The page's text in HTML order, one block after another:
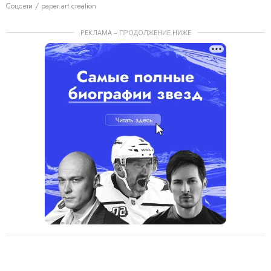
Соцсети / paper.art.creation
РЕКЛАМА – ПРОДОЛЖЕНИЕ НИЖЕ